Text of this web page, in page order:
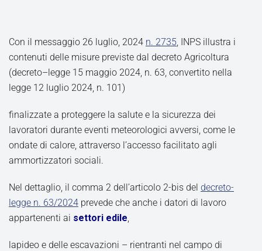
Con il messaggio 26 luglio, 2024 n. 2735, INPS illustra i
contenuti delle misure previste dal decreto Agricoltura
(decreto–legge 15 maggio 2024, n. 63, convertito nella
legge 12 luglio 2024, n. 101)
finalizzate a proteggere la salute e la sicurezza dei
lavoratori durante eventi meteorologici avversi, come le
ondate di calore, attraverso l’accesso facilitato agli
ammortizzatori sociali.
Nel dettaglio, il comma 2 dell’articolo 2-bis del decreto-
legge n. 63/2024 prevede che anche i datori di lavoro
appartenenti ai settori edile,
lapideo e delle escavazioni – rientranti nel campo di